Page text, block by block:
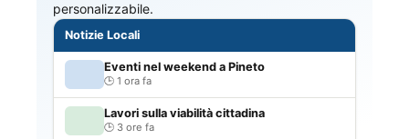
personalizzabile.
Notizie Locali
Eventi nel weekend a Pineto
1 ora fa
Lavori sulla viabilità cittadina
3 ore fa